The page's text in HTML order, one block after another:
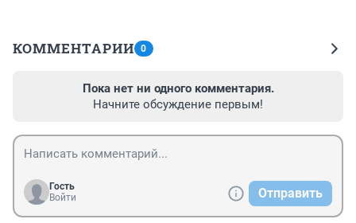
КОММЕНТАРИИ 0
Пока нет ни одного комментария.
Начните обсуждение первым!
Гость
Войти
Отправить